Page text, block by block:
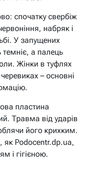
спочатку свербіж
набряк і
У запущених
темніє, а палець
Жінки в туфлях
– основні
пластина
Травма від ударів
його крихким.
як Podocentr.dp.ua,
і гігієною.